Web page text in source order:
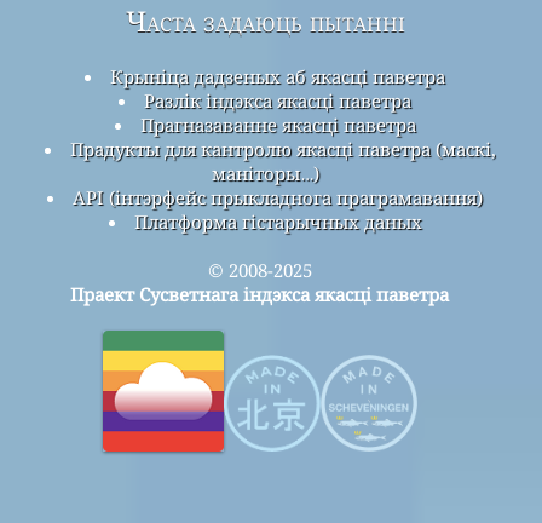
Часта задаюць пытанні
Крыніца дадзеных аб якасці паветра
Разлік індэкса якасці паветра
Прагназаванне якасці паветра
Прадукты для кантролю якасці паветра (маскі,
маніторы…)
API (інтэрфейс прыкладнога праграмавання)
Платформа гістарычных даных
© 2008-2025
Праект Сусветнага індэкса якасці паветра